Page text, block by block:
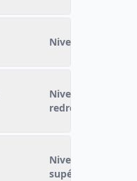
Niveau atteint
Niveau atteint
redressé
Niveau atteint
supérieur